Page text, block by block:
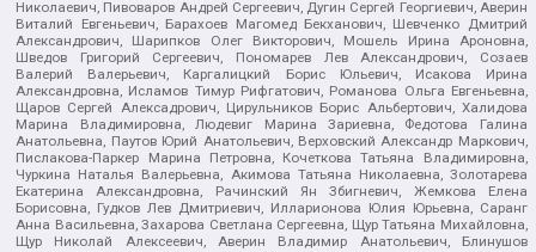
Николаевич, Пивоваров Андрей Сергеевич, Дугин Сергей Георгиевич, Аверин
Виталий Евгеньевич, Барахоев Магомед Бекханович, Шевченко Дмитрий
Александрович, Шарипков Олег Викторович, Мошель Ирина Ароновна,
Шведов Григорий Сергеевич, Пономарев Лев Александрович, Созаев
Валерий Валерьевич, Каргалицкий Борис Юльевич, Исакова Ирина
Александровна, Исламов Тимур Рифгатович, Романова Ольга Евгеньевна,
Щаров Сергей Алексадрович, Цирульников Борис Альбертович, Халидова
Марина Владимировна, Людевиг Марина Зариевна, Федотова Галина
Анатольевна, Паутов Юрий Анатольевич, Верховский Александр Маркович,
Пислакова-Паркер Марина Петровна, Кочеткова Татьяна Владимировна,
Чуркина Наталья Валерьевна, Акимова Татьяна Николаевна, Золотарева
Екатерина Александровна, Рачинский Ян Збигневич, Жемкова Елена
Борисовна, Гудков Лев Дмитриевич, Илларионова Юлия Юрьевна, Саранг
Анна Васильевна, Захарова Светлана Сергеевна, Щур Татьяна Михайловна,
Щур Николай Алексеевич, Аверин Владимир Анатольевич, Блинушов